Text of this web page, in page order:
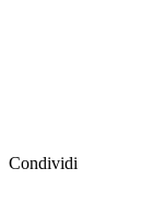
Condividi